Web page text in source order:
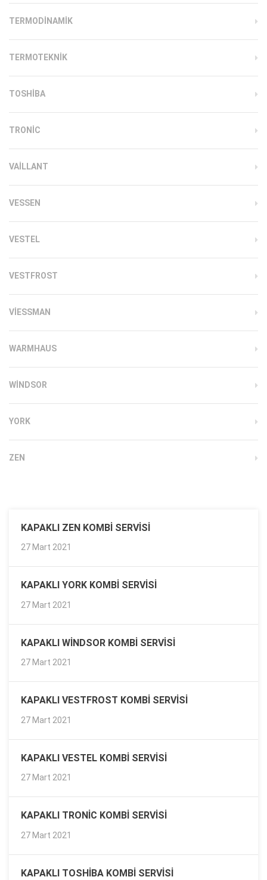
TERMODINAMIK
TERMOTEKNIK
TOSHIBA
TRONIC
VAILLANT
VESSEN
VESTEL
VESTFROST
VIESSMAN
WARMHAUS
WINDSOR
YORK
ZEN
KAPAKLI ZEN KOMBI SERVISI
27 Mart 2021
KAPAKLI YORK KOMBI SERVISI
27 Mart 2021
KAPAKLI WINDSOR KOMBI SERVISI
27 Mart 2021
KAPAKLI VESTFROST KOMBI SERVISI
27 Mart 2021
KAPAKLI VESTEL KOMBI SERVISI
27 Mart 2021
KAPAKLI TRONIC KOMBI SERVISI
27 Mart 2021
KAPAKLI TOSHIBA KOMBI SERVISI